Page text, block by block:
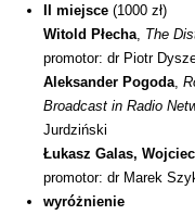
II miejsce (1000 zł)
Witold Płecha The
promotor: dr Piotr
Aleksander Pogoda
Broadcast in Radio
Jurdziński
Łukasz Galas,
promotor: dr Marek
wyróżnienie